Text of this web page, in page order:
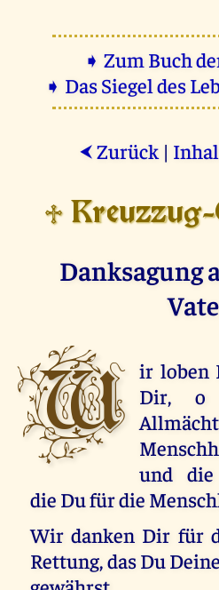
➧ Zum Buch
➧ Das Siegel des
⮜ Zurück |
♱ Kreuzzug-
Danksagung
W ir loben
Dir, o
und die
die Du für die
Wir danken Dir für
Rettung, das Du